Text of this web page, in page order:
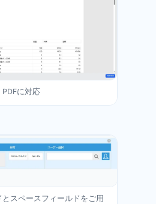
に対応
スペースフィールドをご用